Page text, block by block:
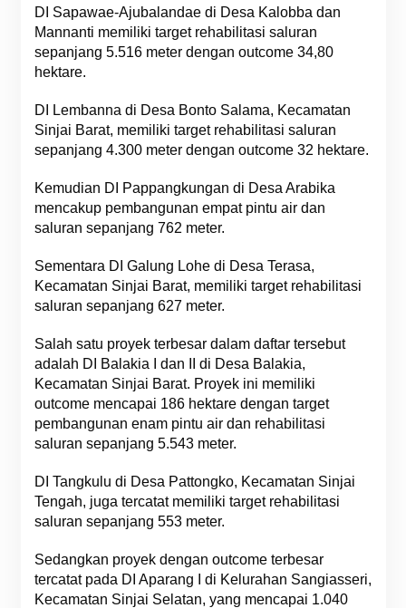
DI Sapawae-Ajubalandae di Desa Kalobba dan
Mannanti memiliki target rehabilitasi saluran
sepanjang 5.516 meter dengan outcome 34,80
hektare.
DI Lembanna di Desa Bonto Salama, Kecamatan
Sinjai Barat, memiliki target rehabilitasi saluran
sepanjang 4.300 meter dengan outcome 32 hektare.
Kemudian DI Pappangkungan di Desa Arabika
mencakup pembangunan empat pintu air dan
saluran sepanjang 762 meter.
Sementara DI Galung Lohe di Desa Terasa,
Kecamatan Sinjai Barat, memiliki target rehabilitasi
saluran sepanjang 627 meter.
Salah satu proyek terbesar dalam daftar tersebut
adalah DI Balakia I dan II di Desa Balakia,
Kecamatan Sinjai Barat. Proyek ini memiliki
outcome mencapai 186 hektare dengan target
pembangunan enam pintu air dan rehabilitasi
saluran sepanjang 5.543 meter.
DI Tangkulu di Desa Pattongko, Kecamatan Sinjai
Tengah, juga tercatat memiliki target rehabilitasi
saluran sepanjang 553 meter.
Sedangkan proyek dengan outcome terbesar
tercatat pada DI Aparang I di Kelurahan Sangiasseri,
Kecamatan Sinjai Selatan, yang mencapai 1.040